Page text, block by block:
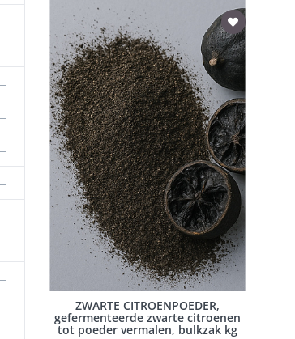
ZWARTE CITROENPOEDER,
gefermenteerde zwarte citroenen
tot poeder vermalen, bulkzak kg